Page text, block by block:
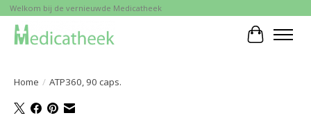
Welkom bij de vernieuwde Medicatheek
Home / ATP360, 90 caps.